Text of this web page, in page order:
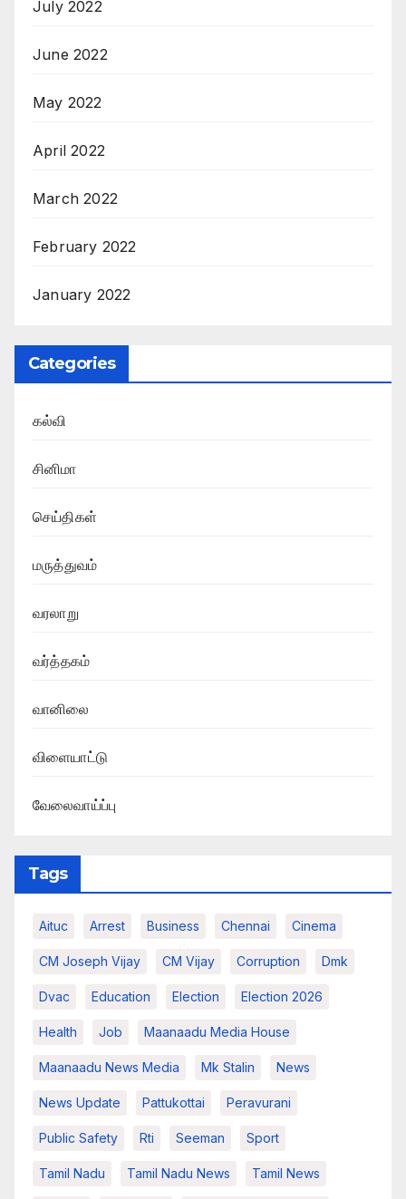
July 2022
June 2022
May 2022
April 2022
March 2022
February 2022
January 2022
Categories
கல்வி
சினிமா
செய்திகள்
மருத்துவம்
வரலாறு
வர்த்தகம்
வானிலை
விளையாட்டு
வேலைவாய்ப்பு
Tags
Aituc Arrest Business Chennai Cinema
CM Joseph Vijay CM Vijay Corruption Dmk
Dvac Education Election Election 2026
Health Job Maanaadu Media House
Maanaadu News Media Mk Stalin News
News Update Pattukottai Peravurani
Public Safety Rti Seeman Sport
Tamil Nadu Tamil Nadu News Tamil News